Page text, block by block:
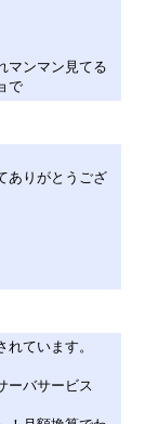
マンマン見てる
で
ありがとうござ
ています。
ーバサービス